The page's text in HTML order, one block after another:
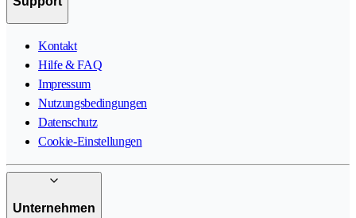
Kontakt
Hilfe & FAQ
Impressum
Nutzungsbedingungen
Datenschutz
Cookie-Einstellungen
Unternehmen